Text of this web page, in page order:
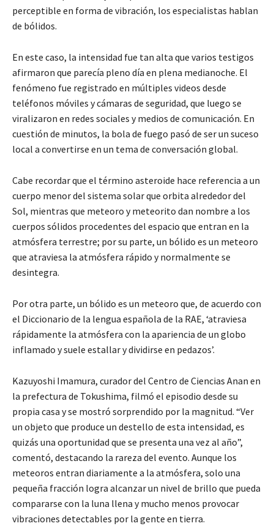
perceptible en forma de vibración, los especialistas hablan
de bólidos.
En este caso, la intensidad fue tan alta que varios testigos
afirmaron que parecía pleno día en plena medianoche. El
fenómeno fue registrado en múltiples videos desde
teléfonos móviles y cámaras de seguridad, que luego se
viralizaron en redes sociales y medios de comunicación. En
cuestión de minutos, la bola de fuego pasó de ser un suceso
local a convertirse en un tema de conversación global.
Cabe recordar que el término asteroide hace referencia a un
cuerpo menor del sistema solar que orbita alrededor del
Sol, mientras que meteoro y meteorito dan nombre a los
cuerpos sólidos procedentes del espacio que entran en la
atmósfera terrestre; por su parte, un bólido es un meteoro
que atraviesa la atmósfera rápido y normalmente se
desintegra.
Por otra parte, un bólido es un meteoro que, de acuerdo con
el Diccionario de la lengua española de la RAE, ‘atraviesa
rápidamente la atmósfera con la apariencia de un globo
inflamado y suele estallar y dividirse en pedazos’.
Kazuyoshi Imamura, curador del Centro de Ciencias Anan en
la prefectura de Tokushima, filmó el episodio desde su
propia casa y se mostró sorprendido por la magnitud. “Ver
un objeto que produce un destello de esta intensidad, es
quizás una oportunidad que se presenta una vez al año”,
comentó, destacando la rareza del evento. Aunque los
meteoros entran diariamente a la atmósfera, solo una
pequeña fracción logra alcanzar un nivel de brillo que pueda
compararse con la luna llena y mucho menos provocar
vibraciones detectables por la gente en tierra.